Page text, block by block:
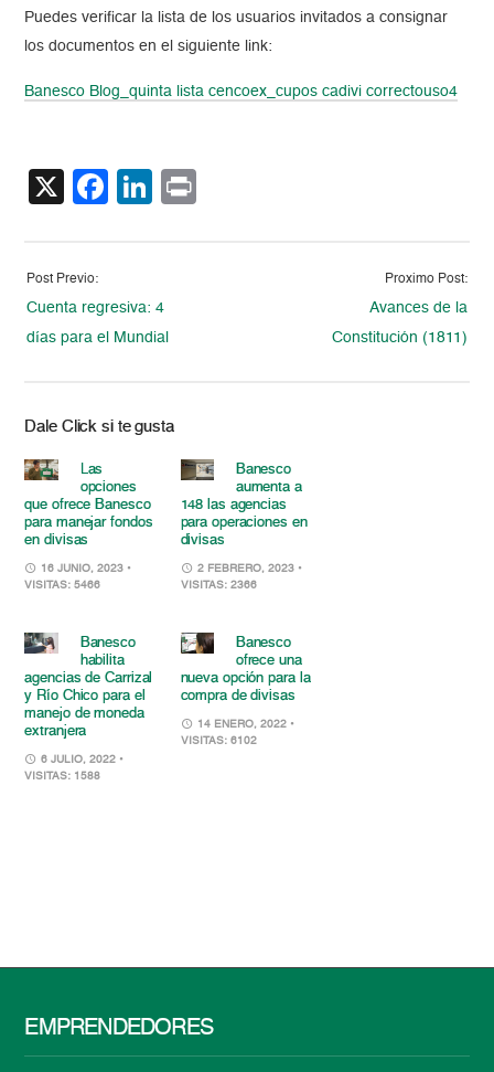
Puedes verificar la lista de los usuarios invitados a consignar
los documentos en el siguiente link:
Banesco Blog_quinta lista cencoex_cupos cadivi correctouso4
X Facebook
LinkedIn
Post Previo:
Cuenta regresiva: 4
días para el Mundial
Proximo Post:
Avances de la
Constitución (1811)
Dale Click si te gusta
Las
opciones
que ofrece Banesco
para manejar fondos
en divisas
16 JUNIO, 2023 •
VISITAS: 5466
Banesco
aumenta a
148 las agencias
para operaciones en
divisas
2 FEBRERO, 2023 •
VISITAS: 2366
Banesco
habilita
agencias de Carrizal
y Río Chico para el
manejo de moneda
extranjera
6 JULIO, 2022 •
VISITAS: 1588
Banesco
ofrece una
nueva opción para la
compra de divisas
14 ENERO, 2022 •
VISITAS: 6102
EMPRENDEDORES